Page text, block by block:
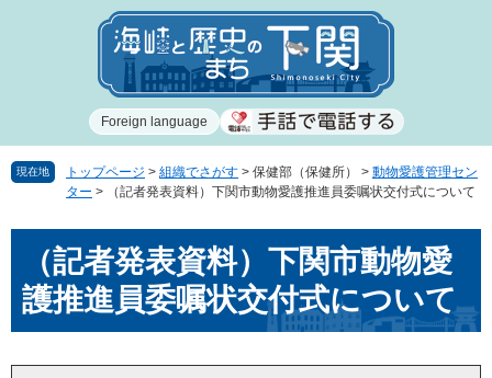
で
ば
Foreign language
現在地 トップページ > 組織でさがす > 保健部（保健所） > 動物愛護管理セン
ター > （記者発表資料）下関市動物愛護推進員委嘱状交付式について
（記者発表資料）下関市動物愛
護推進員委嘱状交付式について